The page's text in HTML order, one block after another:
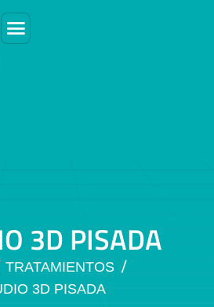
O 3D PISADA
TRATAMIENTOS
3D PISADA